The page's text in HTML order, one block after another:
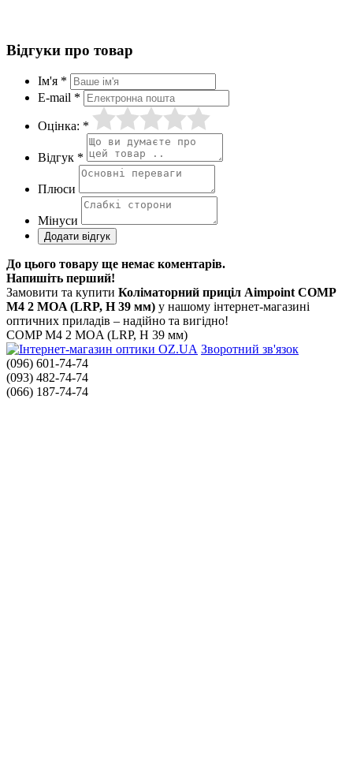
Відгуки про товар
Ім'я *
E-mail *
Оцінка: *
Відгук *
Плюси
Мінуси
До цього товару ще немає коментарів.
Напишіть перший!
Замовити та купити Коліматорний приціл Aimpoint COMP
M4 2 MOA (LRP, H 39 мм) у нашому інтернет-магазині
оптичних приладів – надійно та вигідно!
COMP M4 2 MOA (LRP, H 39 мм)
Зворотний зв'язок
(096) 601-74-74
(093) 482-74-74
(066) 187-74-74